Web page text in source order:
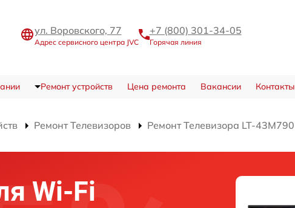
ул. Воровского, 77
Адрес сервисного центра JVC
+7 (800) 301-34-05
Горячая линия
Ремонт устройств Цена ремонта Вакансии Контакты
Ремонт Телевизоров Ремонт Телевизора LT-43M790
Wi-Fi